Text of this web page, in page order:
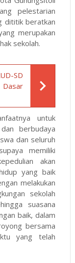
pelestarian
dititik beratkan
merupakan
sekolah.
SD
untuk
berbudaya
dan seluruh
memiliki
akan
yang baik
melakukan
sekolah
suasana
baik, dalam
bersama
yang telah